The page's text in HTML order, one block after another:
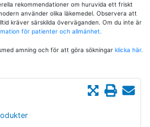
rekommendationer om huruvida ett friskt
använder olika läkemedel. Observera att
kräver särskilda överväganden. Om du inte är
för patienter och allmänhet.
amning och för att göra sökningar klicka här.